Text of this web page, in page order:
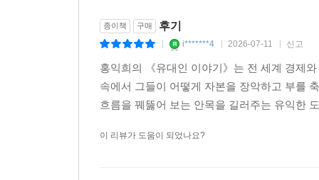
어음의 소개는 그것이 정착할 때까지 오랫동안
려스러웠다. 이 모든 의혹, 염려, 불안은 불신이
융과 회계 에 관한 새로운 창안과 진보된 방식은
일반적으로 성공한 유대인 상인들은 단체를 조
는 장사하려는 가난한 동포를 돕는 ‘무이자 대부
자신들의 종교를 지키기 위해서였다. 하지만 유
평등하다고 보는 그들의 생각이 상명하달 대신
둘째,《탈무드》를 비롯한 유대교 경전들에서는
활동에 대해 부정적 견해를 가르치고 있는 것
밑바탕이 되었다. 이것이 중세암흑기를 거쳐 근
있었던 때라는 역사적 고찰은 이 책에서 짚어낸 가
종이책 구매 후기
i*******4 2026-07-11 신고
홍익희의 《유대인 이야기》는 전 세계 경제
속에서 그들이 어떻게 자본을 장악하고 부를
흐름을 꿰뚫어 보는 안목을 길러주는 유익한
이 리뷰가 도움이 되었나요?